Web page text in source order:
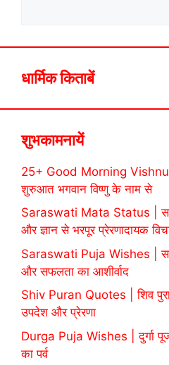
धार्मिक किताबें
शुभकामनायें
25+ Good Morning
शुरुआत भगवान विष्णु के नाम से
Saraswati Mata Status |
और ज्ञान से भरपूर प्रेरणादायक
Saraswati Puja Wishes |
और सफलता का आशीर्वाद
Shiv Puran Quotes | शिव
उपदेश और प्रेरणा
Durga Puja Wishes | दुर्गा
का पर्व